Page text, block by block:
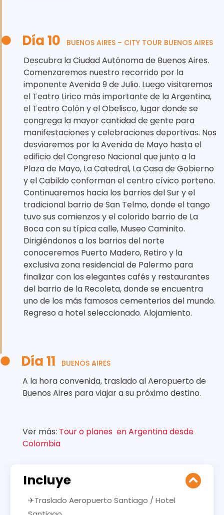
Día 10 BUENOS AIRES – CITY TOUR BUENOS AIRES
Descubra la Ciudad Autónoma de Buenos Aires.
Comenzaremos nuestro recorrido por la
imponente Avenida 9 de Julio. Luego visitaremos
el Teatro Lirico más importante de la Argentina,
el Teatro Colón y el Obelisco, lugar donde se
congrega la mayor cantidad de gente para
manifestaciones y celebraciones deportivas. Nos
desviaremos por la Avenida de Mayo hasta el
edificio del Congreso Nacional que junto a la
Plaza de Mayo, La Catedral, La Casa de Gobierno
y el Cabildo conforman el centro cívico porteño.
Continuaremos hacia los barrios del Sur y el
tradicional barrio de San Telmo, donde el tango
tuvo sus comienzos y el colorido barrio de La
Boca con su típica calle, Museo Caminito.
Dirigiéndonos a los barrios del norte
conoceremos Puerto Madero, Retiro y la
exclusiva zona residencial de Palermo para
finalizar con los elegantes cafés y restaurantes
del barrio de la Recoleta, donde se encuentra
uno de los más famosos cementerios del mundo.
Regreso a hotel seleccionado. Alojamiento.
Día 11 BUENOS AIRES
A la hora convenida, traslado al Aeropuerto de
Buenos Aires para viajar a su próximo destino.
Ver más: Tour o planes en Argentina desde
Colombia
Incluye
✈Traslado Aeropuerto Santiago / Hotel